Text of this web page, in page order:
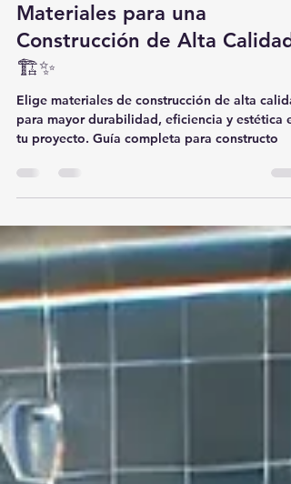
"Cómo Elegir los Mejores
Materiales para una
Construcción de Alta
🏗️✨
Elige materiales de construcción de alta
para mayor durabilidad, eficiencia y estética
tu proyecto. Guía completa para constructo